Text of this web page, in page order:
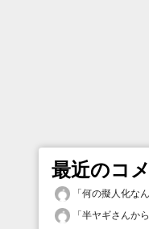
最近のコ
「何の擬人化な
「半ヤギさんか